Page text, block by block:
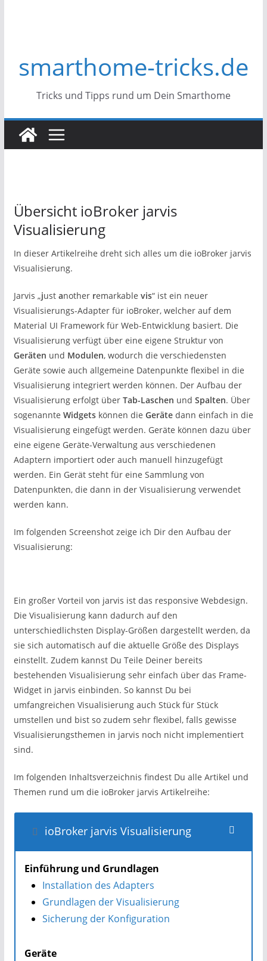
smarthome-tricks.de
Tricks und Tipps rund um Dein Smarthome
Übersicht ioBroker jarvis
Visualisierung
In dieser Artikelreihe dreht sich alles um die ioBroker jarvis
Visualisierung.
Jarvis „just another remarkable vis“ ist ein neuer
Visualisierungs-Adapter für ioBroker, welcher auf dem
Material UI Framework für Web-Entwicklung basiert. Die
Visualisierung verfügt über eine eigene Struktur von
Geräten und Modulen, wodurch die verschiedensten
Geräte sowie auch allgemeine Datenpunkte flexibel in die
Visualisierung integriert werden können. Der Aufbau der
Visualisierung erfolgt über Tab-Laschen und Spalten. Über
sogenannte Widgets können die Geräte dann einfach in die
Visualisierung eingefügt werden. Geräte können dazu über
eine eigene Geräte-Verwaltung aus verschiedenen
Adaptern importiert oder auch manuell hinzugefügt
werden. Ein Gerät steht für eine Sammlung von
Datenpunkten, die dann in der Visualisierung verwendet
werden kann.
Im folgenden Screenshot zeige ich Dir den Aufbau der
Visualisierung:
Ein großer Vorteil von jarvis ist das responsive Webdesign.
Die Visualisierung kann dadurch auf den
unterschiedlichsten Display-Größen dargestellt werden, da
sie sich automatisch auf die aktuelle Größe des Displays
einstellt. Zudem kannst Du Teile Deiner bereits
bestehenden Visualisierung sehr einfach über das Frame-
Widget in jarvis einbinden. So kannst Du bei
umfangreichen Visualisierung auch Stück für Stück
umstellen und bist so zudem sehr flexibel, falls gewisse
Visualisierungsthemen in jarvis noch nicht implementiert
sind.
Im folgenden Inhaltsverzeichnis findest Du alle Artikel und
Themen rund um die ioBroker jarvis Artikelreihe:
ioBroker jarvis Visualisierung
Einführung und Grundlagen
Installation des Adapters
Grundlagen der Visualisierung
Sicherung der Konfiguration
Geräte